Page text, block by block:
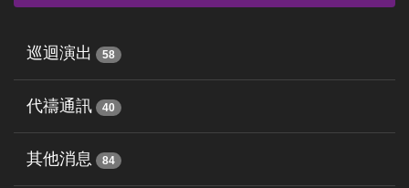
巡迴演出 58
代禱通訊 40
其他消息 84